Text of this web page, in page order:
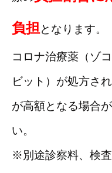
負担 となります。
コロナ治療薬（ゾ
ビット）が処方さ
が高額となる場合
い。
※別途診察料、検